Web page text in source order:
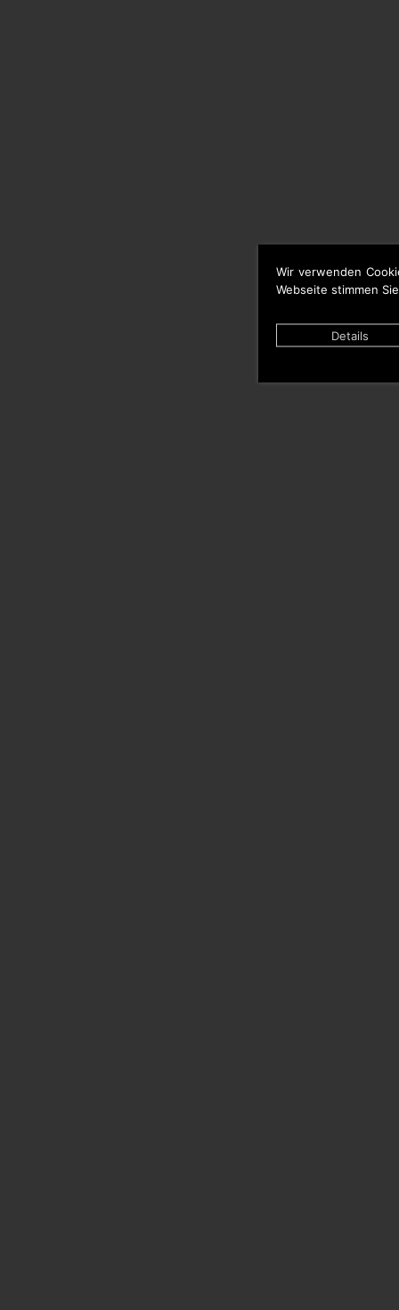
Wir verwenden
Webseite stimmen
Details